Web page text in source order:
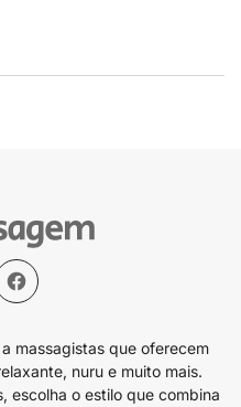
massagistas que oferecem
nuru e muito mais.
escolha o estilo que combina